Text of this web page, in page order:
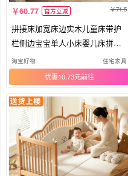
60.77 官方立减 71.5
拼接床加宽床边实木儿童床带护
栏侧边宝宝单人小床婴儿床拼接
大床
淘宝好物 住宅家具
优惠10.73元